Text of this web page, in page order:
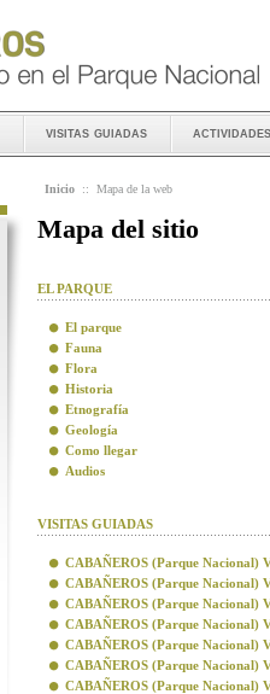
visitas guiadas actividades
Inicio :: Mapa de la web
Mapa del sitio
EL PARQUE
El parque
Fauna
Flora
Historia
Etnografía
Geología
Como llegar
Audios
VISITAS GUIADAS
CABAÑEROS (Parque Nacional)
CABAÑEROS (Parque Nacional)
CABAÑEROS (Parque Nacional)
CABAÑEROS (Parque Nacional)
CABAÑEROS (Parque Nacional)
CABAÑEROS (Parque Nacional)
CABAÑEROS (Parque Nacional)